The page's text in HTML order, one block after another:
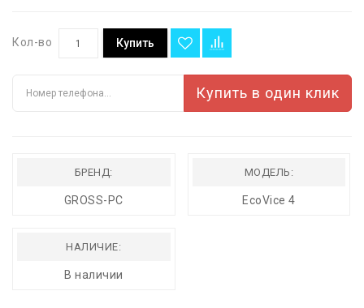
Кол-во Купить
Купить в один клик
БРЕНД:
GROSS-PC
МОДЕЛЬ:
EcoVice 4
НАЛИЧИЕ:
В наличии